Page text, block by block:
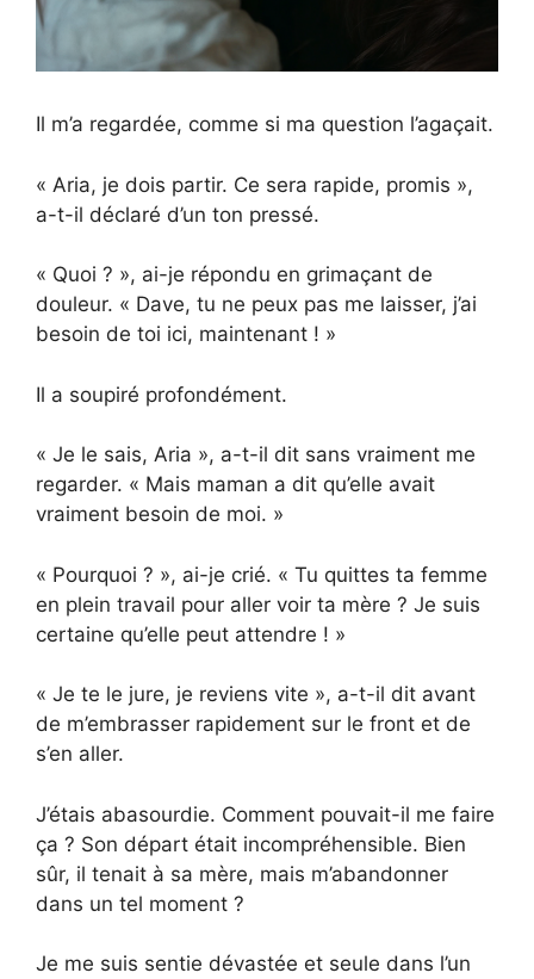
Il m’a regardée, comme si ma question l’agaçait.
« Aria, je dois partir. Ce sera rapide, promis »,
a-t-il déclaré d’un ton pressé.
« Quoi ? », ai-je répondu en grimaçant de
douleur. « Dave, tu ne peux pas me laisser, j’ai
besoin de toi ici, maintenant ! »
Il a soupiré profondément.
« Je le sais, Aria », a-t-il dit sans vraiment me
regarder. « Mais maman a dit qu’elle avait
vraiment besoin de moi. »
« Pourquoi ? », ai-je crié. « Tu quittes ta femme
en plein travail pour aller voir ta mère ? Je suis
certaine qu’elle peut attendre ! »
« Je te le jure, je reviens vite », a-t-il dit avant
de m’embrasser rapidement sur le front et de
s’en aller.
J’étais abasourdie. Comment pouvait-il me faire
ça ? Son départ était incompréhensible. Bien
sûr, il tenait à sa mère, mais m’abandonner
dans un tel moment ?
Je me suis sentie dévastée et seule dans l’un